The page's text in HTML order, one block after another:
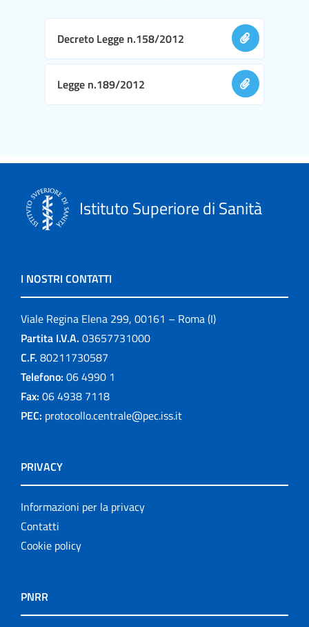
Decreto Legge n.158/2012
Legge n.189/2012
Istituto Superiore di Sanità
I NOSTRI CONTATTI
Viale Regina Elena 299, 00161 – Roma (I)
Partita I.V.A. 03657731000
C.F. 80211730587
Telefono: 06 4990 1
Fax: 06 4938 7118
PEC: protocollo.centrale@pec.iss.it
PRIVACY
Informazioni per la privacy
Contatti
Cookie policy
PNRR